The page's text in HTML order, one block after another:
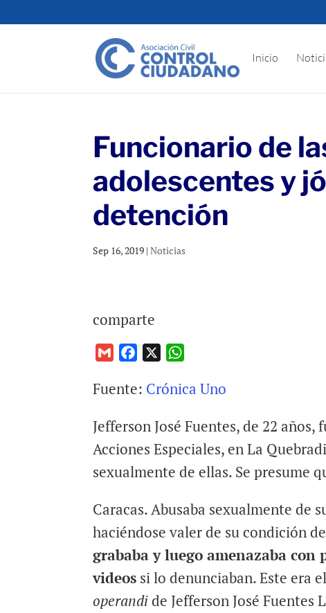
Inicio
Funcionario de
adolescentes y
detención
Sep 16, 2019 |Noticias
comparte
G
a
l
c
b
k
a
s
p
Fuente: Crónica Uno
Jefferson José Fuentes, de 22
Acciones Especiales, en La
sexualmente de ellas. Se presume
Caracas. Abusaba sexualmente de
haciéndose valer de su condición
grababa y luego amenazaba con
videos si lo denunciaban. Este era el
operandide Jefferson José Fuentes